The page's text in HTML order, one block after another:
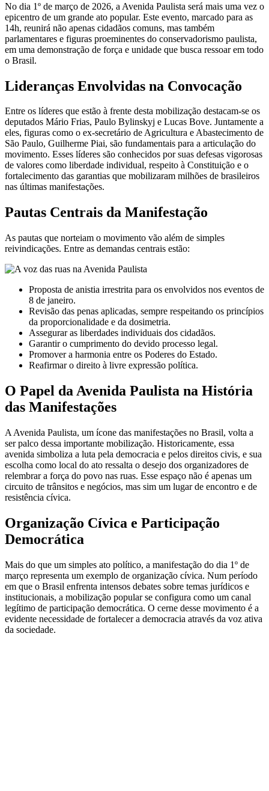
No dia 1º de março de 2026, a Avenida Paulista será mais uma vez o
epicentro de um grande ato popular. Este evento, marcado para as
14h, reunirá não apenas cidadãos comuns, mas também
parlamentares e figuras proeminentes do conservadorismo paulista,
em uma demonstração de força e unidade que busca ressoar em todo
o Brasil.
Lideranças Envolvidas na Convocação
Entre os líderes que estão à frente desta mobilização destacam-se os
deputados Mário Frias, Paulo Bylinskyj e Lucas Bove. Juntamente a
eles, figuras como o ex-secretário de Agricultura e Abastecimento de
São Paulo, Guilherme Piai, são fundamentais para a articulação do
movimento. Esses líderes são conhecidos por suas defesas vigorosas
de valores como liberdade individual, respeito à Constituição e o
fortalecimento das garantias que mobilizaram milhões de brasileiros
nas últimas manifestações.
Pautas Centrais da Manifestação
As pautas que norteiam o movimento vão além de simples
reivindicações. Entre as demandas centrais estão:
Proposta de anistia irrestrita para os envolvidos nos eventos de
8 de janeiro.
Revisão das penas aplicadas, sempre respeitando os princípios
da proporcionalidade e da dosimetria.
Assegurar as liberdades individuais dos cidadãos.
Garantir o cumprimento do devido processo legal.
Promover a harmonia entre os Poderes do Estado.
Reafirmar o direito à livre expressão política.
O Papel da Avenida Paulista na História
das Manifestações
A Avenida Paulista, um ícone das manifestações no Brasil, volta a
ser palco dessa importante mobilização. Historicamente, essa
avenida simboliza a luta pela democracia e pelos direitos civis, e sua
escolha como local do ato ressalta o desejo dos organizadores de
relembrar a força do povo nas ruas. Esse espaço não é apenas um
circuito de trânsitos e negócios, mas sim um lugar de encontro e de
resistência cívica.
Organização Cívica e Participação
Democrática
Mais do que um simples ato político, a manifestação do dia 1º de
março representa um exemplo de organização cívica. Num período
em que o Brasil enfrenta intensos debates sobre temas jurídicos e
institucionais, a mobilização popular se configura como um canal
legítimo de participação democrática. O cerne desse movimento é a
evidente necessidade de fortalecer a democracia através da voz ativa
da sociedade.